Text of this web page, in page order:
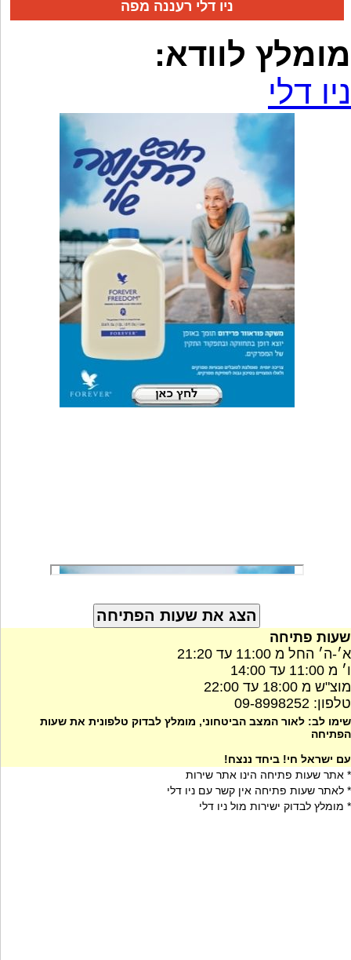
ניו דלי רעננה מפה
מומלץ לוודא:
ניו דלי
שעות פתיחה
א׳-ה׳ החל מ 11:00 עד 21:20
ו׳ מ 11:00 עד 14:00
מוצ"ש מ 18:00 עד 22:00
טלפון: 09-8998252
שימו לב: לאור המצב הביטחוני, מומלץ לבדוק טלפונית את שעות
הפתיחה
עם ישראל חי! ביחד ננצח!
* אתר שעות פתיחה הינו אתר שירות
* לאתר שעות פתיחה אין קשר עם ניו דלי
* מומלץ לבדוק ישירות מול ניו דלי